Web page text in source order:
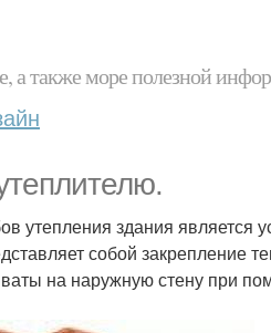
а также море полезной
утепления здания является
собой закрепление
на наружную стену при